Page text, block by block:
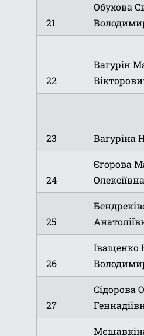
21
Обухова
22
Вагурін
23 Вагуріна
24
Єгорова
Олексіївна
25
26
Іващенко
27
Сідорова